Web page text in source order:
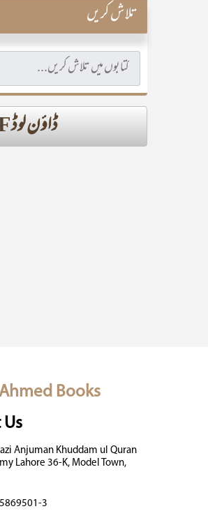
تلاش کریں
ڈاؤن لوڈ PDF
Books
Anjuman Khuddam ul Quran
Lahore 36-K, Model Town,
3